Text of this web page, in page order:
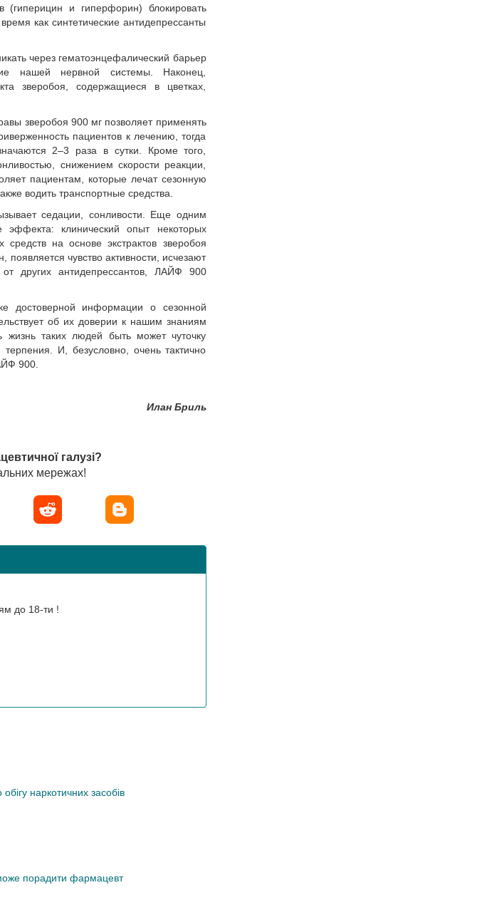
(гиперицин и гиперфорин) блокировать
как синтетические антидепрессанты
через гематоэнцефалический барьер
нашей нервной системы. Наконец,
зверобоя, содержащиеся в цветках,
зверобоя 900 мг позволяет применять
пациентов к лечению, тогда
2–3 раза в сутки. Кроме того,
снижением скорости реакции,
пациентам, которые лечат сезонную
водить транспортные средства.
седации, сонливости. Еще одним
эффекта: клинический опыт некоторых
средств на основе экстрактов зверобоя
чувство активности, исчезают
других антидепрессантов, ЛАЙФ 900
достоверной информации о сезонной
об их доверии к нашим знаниям
жизнь таких людей быть может чуточку
И, безусловно, очень тактично
900.
Илан Бриль
галузі?
мережах!
до 18-ти !
наркотичних засобів
може порадити фармацевт